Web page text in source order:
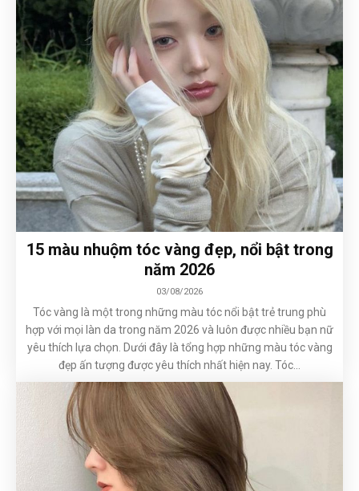
15 màu nhuộm tóc vàng đẹp, nổi bật trong
năm 2026
03/08/2026
Tóc vàng là một trong những màu tóc nổi bật trẻ trung phù
hợp với mọi làn da trong năm 2026 và luôn được nhiều bạn nữ
yêu thích lựa chọn. Dưới đây là tổng hợp những màu tóc vàng
đẹp ấn tượng được yêu thích nhất hiện nay. Tóc...